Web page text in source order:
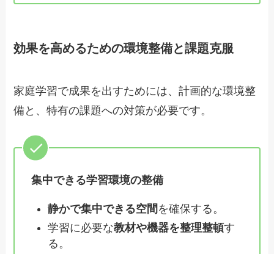
効果を高めるための環境整備と課題克服
家庭学習で成果を出すためには、計画的な環境整
備と、特有の課題への対策が必要です。
集中できる学習環境の整備
静かで集中できる空間 を確保する。
学習に必要な教材や機器を整理整頓す
る。